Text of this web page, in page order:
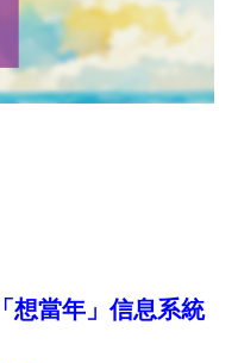
想當年」信息系統